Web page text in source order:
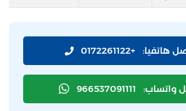
هاتفيا: +0172261122
واتساب: 966537091111